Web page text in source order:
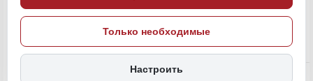
Экономика и бизнес Электростанция
ИСТОЧНИК ФОТО
ПОДЕЛИТЬСЯ
Только необходимые
Настроить